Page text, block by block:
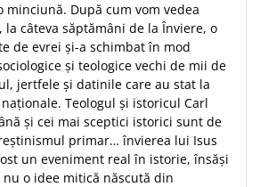
minciună. După cum vom vedea
câteva săptămâni de la Înviere, o
de evrei şi-a schimbat în mod
şi teologice vechi de mii de
jertfele şi datinile care au stat la
Teologul şi istoricul Carl
şi cei mai sceptici istorici sunt de
primar… învierea lui Isus
un eveniment real în istorie, însăşi
o idee mitică născută din